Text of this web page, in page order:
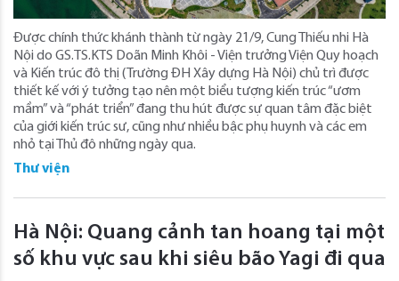
Được chính thức khánh thành từ ngày 21/9, Cung Thiếu nhi Hà
Nội do GS.TS.KTS Doãn Minh Khôi - Viện trưởng Viện Quy hoạch
và Kiến trúc đô thị (Trường ĐH Xây dựng Hà Nội) chủ trì được
thiết kế với ý tưởng tạo nên một biểu tượng kiến trúc “ươm
mầm” và “phát triển” đang thu hút được sự quan tâm đặc biệt
của giới kiến trúc sư, cũng như nhiều bậc phụ huynh và các em
nhỏ tại Thủ đô những ngày qua.
Thư viện
Hà Nội: Quang cảnh tan hoang tại một
số khu vực sau khi siêu bão Yagi đi qua